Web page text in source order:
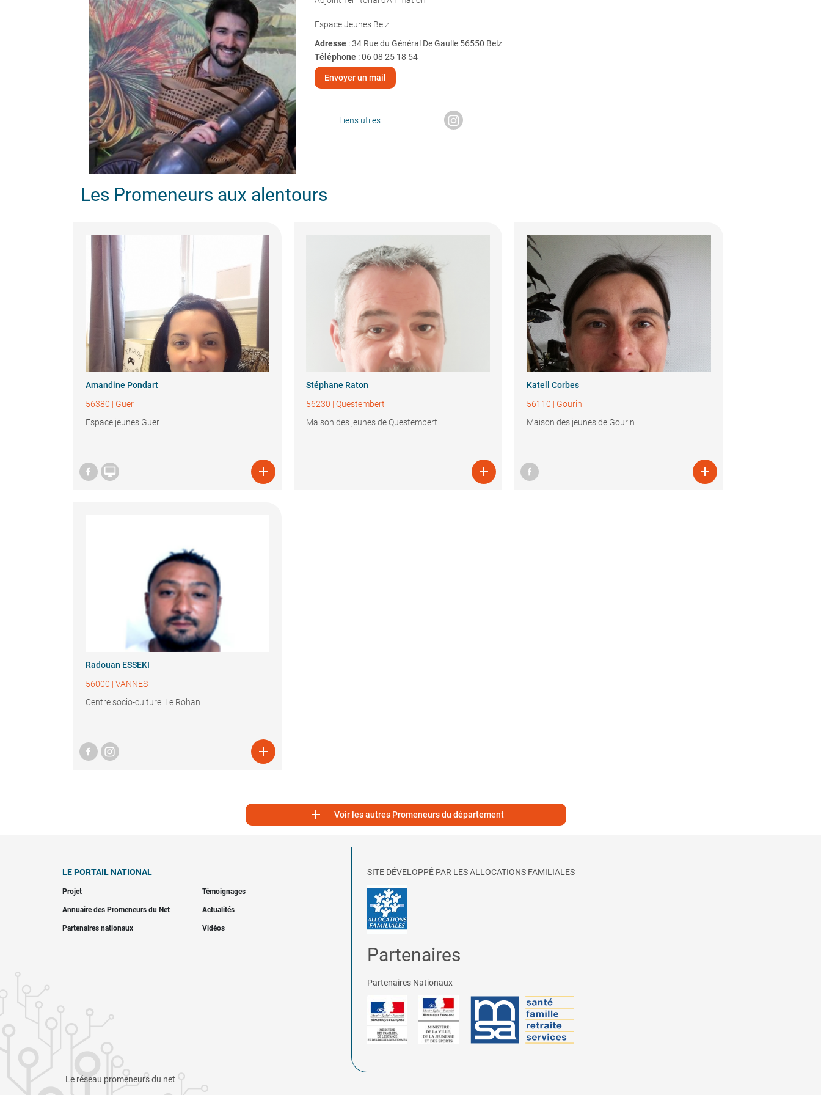
Espace Jeunes Belz
Adresse : 34 Rue du Général De Gaulle 56550 Belz
Téléphone:06 08 25 18 54
Envoyer un mail
Liens utiles
Les Promeneurs aux alentours
Amandine Pondart
56380 | Guer
Espace jeunes Guer
 
Stéphane Raton
56230 | Questembert
Maison des jeunes de Questembert

Katell Corbes
56110 | Gourin
Maison des jeunes de Gourin

Radouan ESSEKI
56000 | VANNES
Centre socio-culturel Le Rohan

 Voir les autres Promeneurs du département
LE PORTAIL NATIONAL
Projet Témoignages
Annuaire des Promeneurs du Net Actualités
Partenaires nationaux Vidéos
SITE DÉVELOPPÉ PAR LES ALLOCATIONS FAMILIALES
Partenaires
Partenaires Nationaux
Le réseau promeneurs du net